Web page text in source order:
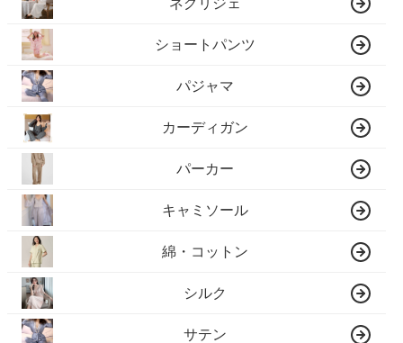
ショートパンツ
パジャマ
カーディガン
パーカー
キャミソール
綿・コットン
シルク
サテン